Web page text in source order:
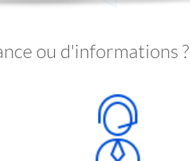
ou d'informations ?